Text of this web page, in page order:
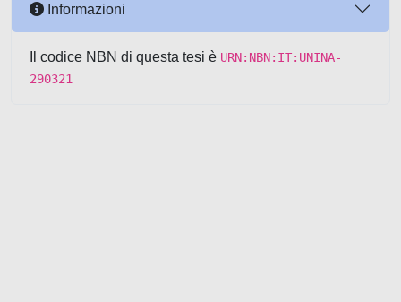
Informazioni
Il codice NBN di questa tesi è URN:NBN:IT:UNINA-
290321